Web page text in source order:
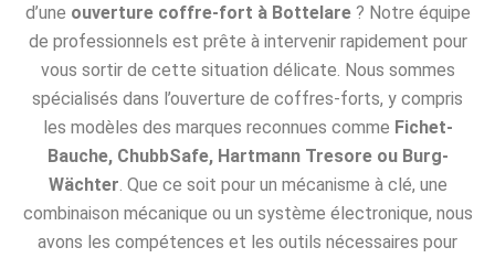
d’une ouverture coffre-fort à Bottelare? Notre équipe
de professionnels est prête à intervenir rapidement pour
vous sortir de cette situation délicate. Nous sommes
spécialisés dans l’ouverture de coffres-forts, y compris
les modèles des marques reconnues comme Fichet-
Bauche, ChubbSafe, Hartmann Tresore ou Burg-
Wächter . Que ce soit pour un mécanisme à clé, une
combinaison mécanique ou un système électronique, nous
avons les compétences et les outils nécessaires pour